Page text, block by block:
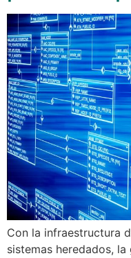
Con la infraestructura
sistemas heredados,